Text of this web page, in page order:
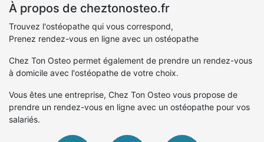
À propos de cheztonosteo.fr
Trouvez l'ostéopathe qui vous correspond,
Prenez rendez-vous en ligne avec un ostéopathe
Chez Ton Osteo permet également de prendre un rendez-vous
à domicile avec l'ostéopathe de votre choix.
Vous êtes une entreprise, Chez Ton Osteo vous propose de
prendre un rendez-vous en ligne avec un ostéopathe pour vos
salariés.